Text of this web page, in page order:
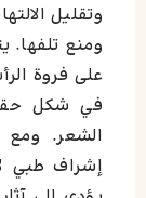
وتقليل
ومنع تلفها.
على فروة
في شكل
الشعر.
إشراف طبي